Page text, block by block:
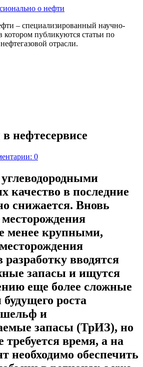
о нефти
– специализированный научно-
котором публикуются статьи по
отрасли.
нефтесервисе
0
углеводородными
качество в последние
снижается. Вновь
менее крупными,
вводятся
запасы и ищутся
еще более сложные
роста
шельф и
запасы (ТрИЗ), но
требуется время, а на
необходимо обеспечить